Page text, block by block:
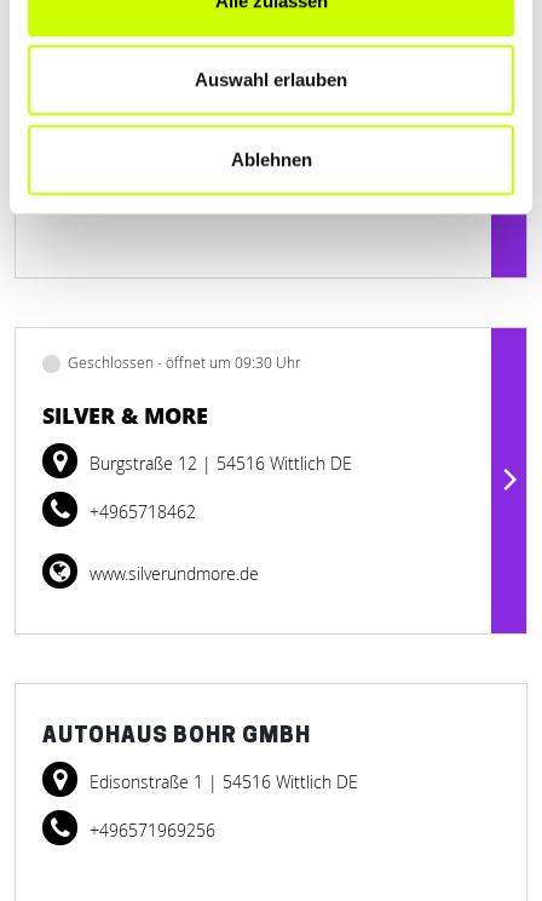
Auswahl erlauben
Ablehnen
Geschlossen - öffnet um 09:30 Uhr
SILVER & MORE
Burgstraße 12 | 54516 Wittlich DE
+4965718462
www.silverundmore.de
AUTOHAUS BOHR GMBH
Edisonstraße 1 | 54516 Wittlich DE
+496571969256